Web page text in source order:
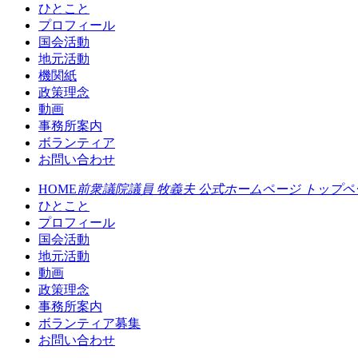
ひとこと
プロフィール
国会活動
地元活動
機関紙
政策理念
動画
事務所案内
ボランティア
お問い合わせ
HOME前衆議院議員 牧義夫 公式ホームページ トップペ
ひとこと
プロフィール
国会活動
地元活動
動画
政策理念
事務所案内
ボランティア募集
お問い合わせ